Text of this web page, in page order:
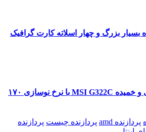
بسیار بزرگ و چهار اسلاته کارت گرافیک
مانیتور گیمینگ ۳۲ اینچی و خمیده MSI G322C با نرخ نوسازی ۱۷۰
پردازنده amd پردازنده چیست پردازنده